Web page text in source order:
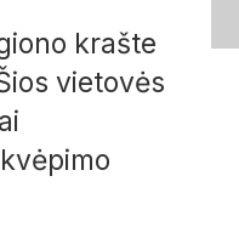
krašte
vietovės